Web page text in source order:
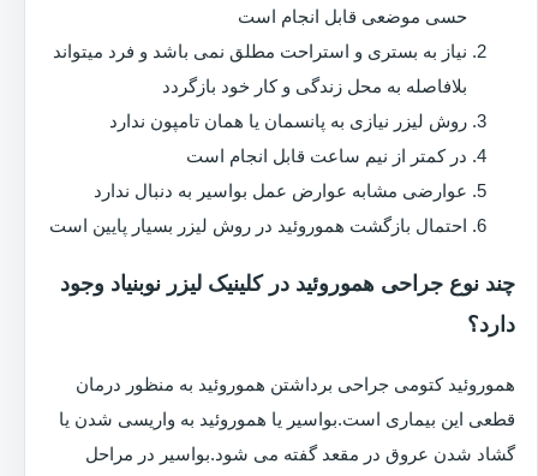
حسی موضعی قابل انجام است
نیاز به بستری و استراحت مطلق نمی باشد و فرد میتواند
بلافاصله به محل زندگی و کار خود بازگردد
روش لیزر نیازی به پانسمان یا همان تامپون ندارد
در کمتر از نیم ساعت قابل انجام است
عوارضی مشابه عوارض عمل بواسیر به دنبال ندارد
احتمال بازگشت هموروئید در روش لیزر بسیار پایین است
چند نوع جراحی هموروئید در کلینیک لیزر نوبنیاد وجود
دارد؟
هموروئید کتومی جراحی برداشتن هموروئید به منظور درمان
قطعی این بیماری است.بواسیر یا هموروئید به واریسی شدن یا
گشاد شدن عروق در مقعد گفته می شود.بواسیر در مراحل